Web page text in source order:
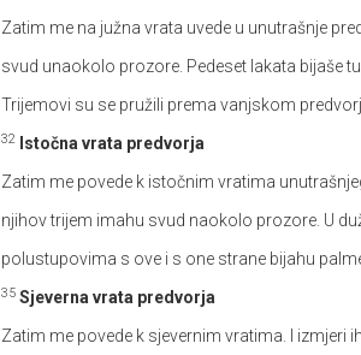
Zatim me na južna vrata uvede u unutrašnje
svud unaokolo prozore. Pedeset lakata bijaše
Trijemovi su se pružili prema vanjskom
32
Istočna vrata predvorja
Zatim me povede k istočnim vratima
njihov trijem imahu svud naokolo prozore. U
polustupovima s ove i s one strane bijahu
35 Sjeverna vrata predvorja
Zatim me povede k sjevernim vratima. I izmjeri